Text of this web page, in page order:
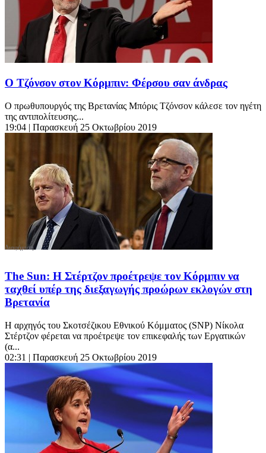
Ο Τζόνσον στον Κόρμπιν: Φέρσου σαν άνδρας
Ο πρωθυπουργός της Βρετανίας Μπόρις Τζόνσον κάλεσε τον ηγέτη
της αντιπολίτευσης...
19:04 | Παρασκευή 25 Οκτωβρίου 2019
The Sun: Η Στέρτζον προέτρεψε τον Κόρμπιν να
ταχθεί υπέρ της διεξαγωγής προώρων εκλογών στη
Βρετανία
Η αρχηγός του Σκοτσέζικου Εθνικού Κόμματος (SNP) Νίκολα
Στέρτζον φέρεται να προέτρεψε τον επικεφαλής των Εργατικών
(α...
02:31 | Παρασκευή 25 Οκτωβρίου 2019